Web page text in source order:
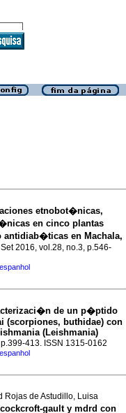
etnobot�nicas,
en cinco plantas
antidiab�ticas en Machala,
2016, vol.28, no.3, p.546-
de un p�ptido
(scorpiones, buthidae) con
(Leishmania)
413. ISSN 1315-0162
Rojas de Astudillo, Luisa
gault y mdrd con